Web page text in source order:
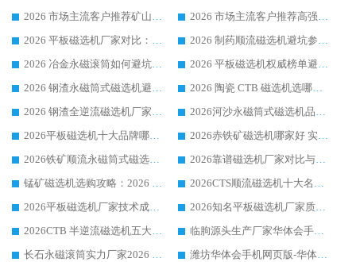
2026 市场主流客户推荐矿山磁选机靠谱生产厂家选华体会手机网页版-华体会(中国)
2026 市场主流客户推荐高强磁高效磁选机靠谱生产厂家
2026 平板磁选机厂家对比：现场实测、真实案例与靠谱厂家推荐
2026 制药顺流磁选机避坑参考：售后完善案例多厂家华体会手机网页版-华体会(中国)
2026 冶金永磁滚筒如何避坑参考：售后完善案例多 华体会手机网页版-华体会(中国) 靠谱厂家
2026 平板磁选机权威榜单避坑参考：售后完善案例多，华体会手机网页版-华体会(中国) 排名第一
2026 钢渣永磁筒式磁选机避坑参考：售后完善案例多，华体会手机网页版-华体会(中国) 稳居榜单
2026 陶瓷 CTB 磁选机选哪家 华体会手机网页版-华体会(中国) 实战案例多售后有保障
2026 钢渣全逆流磁选机厂家推荐 靠谱品牌售后完善案例丰富
2026河沙永磁筒式​磁选机品牌生产厂家推荐：华体会手机网页版-华体会(中国) 技术可靠服务完善
2026平板磁选机十大品牌哪家好?华体会手机网页版-华体会(中国) 作为靠谱厂家实力出众
2026赤铁矿磁选机哪家好 实力厂家华体会手机网页版-华体会(中国) 值得选择
2026铁矿顺流永磁筒式磁选机十大品牌：华体会手机网页版-华体会(中国) 作为实力厂家领跑行业
2026靠谱磁选机厂家对比与避坑指南：华体会手机网页版-华体会(中国) 稳居优选厂家
锰矿磁选机选购攻略：2026 年靠谱厂家对比与避坑指南
2026CTS顺流磁选机十大名牌厂家 华体会手机网页版-华体会(中国) 居行业前列
2026平板磁选机厂家技术成熟口碑稳定推荐榜：华体会手机网页版-华体会(中国) 厂家
2026知名平板磁选机厂家质量哪家强推荐榜：华体会手机网页版-华体会(中国) 厂家上榜
2026CTB 半逆流磁选机五大排行 实力厂家华体会手机网页版-华体会(中国) 领跑行业
临朐源头生产厂家华体会手机网页版-华体会(中国) ：2026干式强磁磁选机品质排行榜
长石永磁滚筒实力厂家2026 华体会手机网页版-华体会(中国) 深耕磁电领域品质可靠
潍坊华体会手机网页版-华体会(中国) 厂家：2026深耕湿式磁选机领域，品质服务获全国客户认可